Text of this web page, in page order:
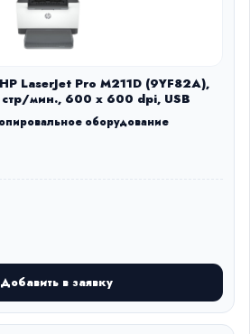
LaserJet Pro M211D (9YF82A),
мин., 600 x 600 dpi, USB
оборудование
Добавить в заявку